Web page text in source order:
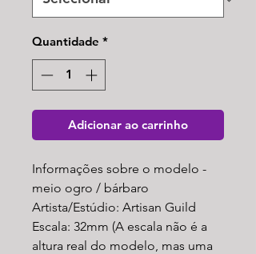
Quantidade *
Adicionar ao carrinho
Informações sobre o modelo -
meio ogro / bárbaro
Artista/Estúdio: Artisan Guild
Escala: 32mm (A escala não é a
altura real do modelo, mas uma